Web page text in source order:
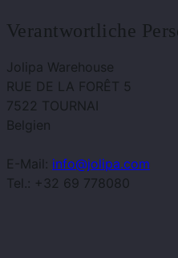
Verantwortliche
Jolipa Warehouse
RUE DE LA FORÊT 5
7522 TOURNAI
Belgien
E-Mail: info@jolipa.com
Tel.: +32 69 778080